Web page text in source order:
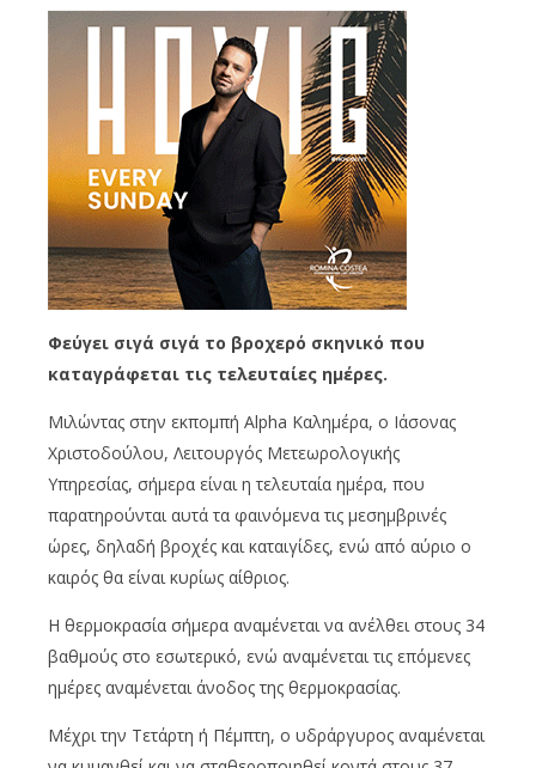
Φεύγει σιγά σιγά το βροχερό σκηνικό που
καταγράφεται τις τελευταίες ημέρες.
Μιλώντας στην εκπομπή Alpha Καλημέρα, ο Ιάσονας
Χριστοδούλου, Λειτουργός Μετεωρολογικής
Υπηρεσίας, σήμερα είναι η τελευταία ημέρα, που
παρατηρούνται αυτά τα φαινόμενα τις μεσημβρινές
ώρες, δηλαδή βροχές και καταιγίδες, ενώ από αύριο ο
καιρός θα είναι κυρίως αίθριος.
Η θερμοκρασία σήμερα αναμένεται να ανέλθει στους 34
βαθμούς στο εσωτερικό, ενώ αναμένεται τις επόμενες
ημέρες αναμένεται άνοδος της θερμοκρασίας.
Μέχρι την Τετάρτη ή Πέμπτη, ο υδράργυρος αναμένεται